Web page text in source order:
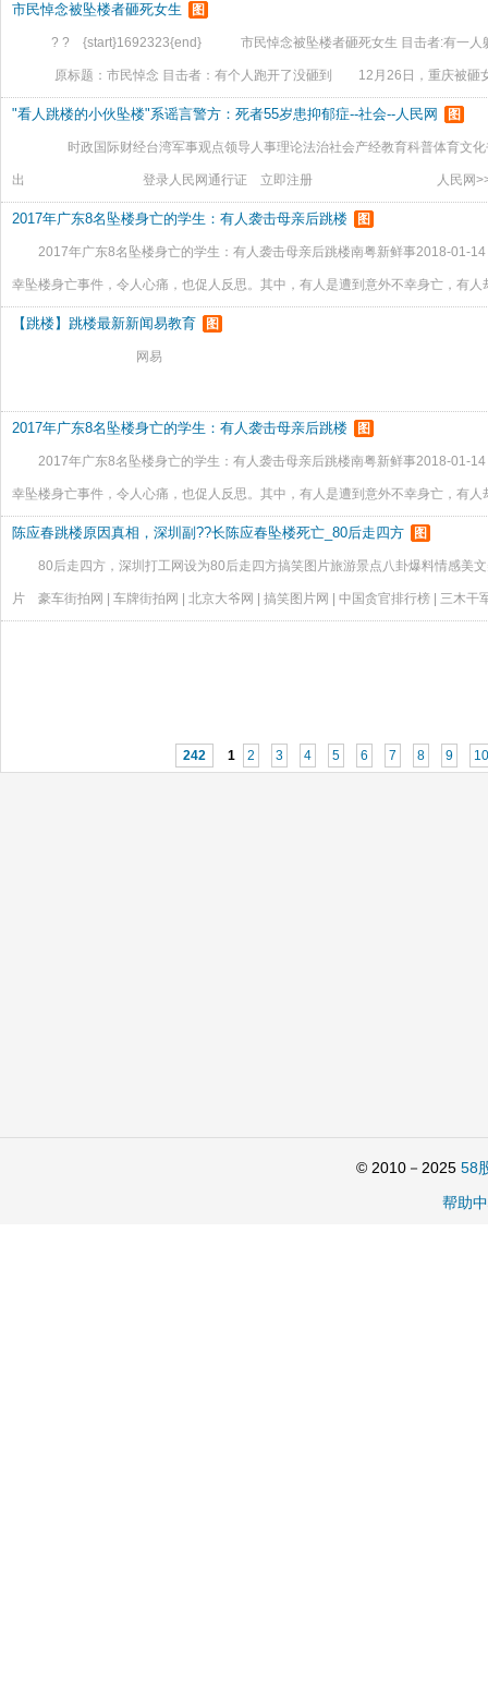
市民悼念被坠楼者砸死女生 图
? ? {start}1692323{end} 市民悼念被坠楼者砸死女生 目击者
原标题：市民悼念 目击者：有个人跑开了没砸到 12月26日，重庆被砸女
称，事发时是三个人一
"看人跳楼的小伙坠楼"系谣言警方：死者55岁患抑郁症--社会--人民网 图
时政国际财经台湾军事观点领导人事理论法治社会产经教育科普体
出 登录人民网通行证 立即注册 人民网>>
2017年广东8名坠楼身亡的学生：有人袭击母亲后跳楼 图
2017年广东8名坠楼身亡的学生：有人袭击母亲后跳楼南粤新鲜事2018-01-
幸坠楼身亡事件，令人心痛，也促人反思。其中，有人是遭到意外不幸身亡，有
19岁大学生跳楼身亡 遗书内容曝光据DV现场2017年11月27日报道，11月25日
【跳楼】跳楼最新新闻易教育 图
网易 网易新
2017年广东8名坠楼身亡的学生：有人袭击母亲后跳楼 图
2017年广东8名坠楼身亡的学生：有人袭击母亲后跳楼南粤新鲜事2018-01-
幸坠楼身亡事件，令人心痛，也促人反思。其中，有人是遭到意外不幸身亡，有
19岁大学生跳楼身亡 遗书内容曝光据DV现场2017年11月27日报道，11月25日广
陈应春跳楼原因真相，深圳副??长陈应春坠楼死亡_80后走四方 图
80后走四方，深圳打工网设为80后走四方搞笑图片旅游景点八卦爆料情感美
片 豪车街拍网 | 车牌街拍网 | 北京大爷网 | 搞笑图片网 | 中国贪官排行榜 | 三木干
242 1 2 3 4 5 6 7 8 9 10
© 2010－2025 58
帮助